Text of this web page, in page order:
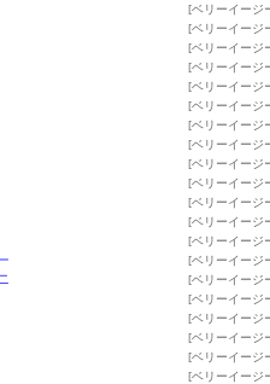
[ベリーイージ
[ベリーイージ
[ベリーイージ
[ベリーイージ
[ベリーイージ
[ベリーイージ
[ベリーイージ
[ベリーイージ
[ベリーイージ
[ベリーイージ
[ベリーイージ
[ベリーイージ
[ベリーイージ
[ベリーイージ
[ベリーイージ
[ベリーイージ
[ベリーイージ
[ベリーイージ
[ベリーイージ
[ベリーイージ